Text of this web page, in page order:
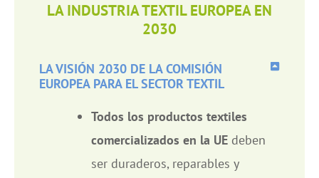
LA INDUSTRIA TEXTIL EUROPEA EN
2030
LA VISIÓN 2030 DE LA COMISIÓN
EUROPEA PARA EL SECTOR TEXTIL
Todos los productos textiles
comercializados en la UE deben
ser duraderos, reparables y